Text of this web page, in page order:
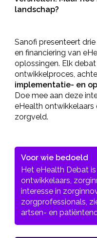
landschap?
Sanofi presenteert
en financiering van
oplossingen. Elk
ontwikkelproces,
implementatie- en
Doe mee aan deze
eHealth
zorgveld.
Voor wie bedoeld
Het eHealth Debat
ontwikkelaars,
interesse in
zorgprofessionals,
artsen- en